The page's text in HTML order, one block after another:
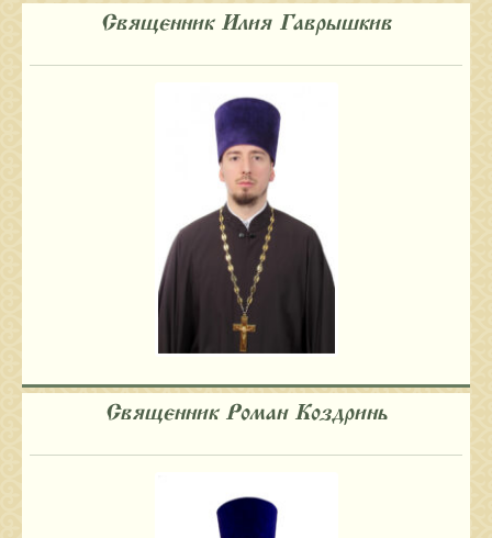
Священник Илия Гаврышкив
Священник Роман Коздринь